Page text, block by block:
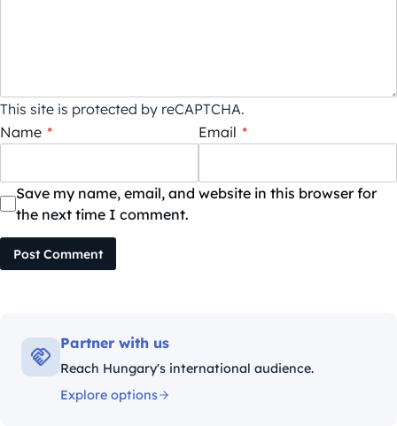
This site is protected by reCAPTCHA.
Name * Email *
Save my name, email, and website in this browser for
the next time I comment.
Post Comment
Partner with us
Reach Hungary's international audience.
Explore options